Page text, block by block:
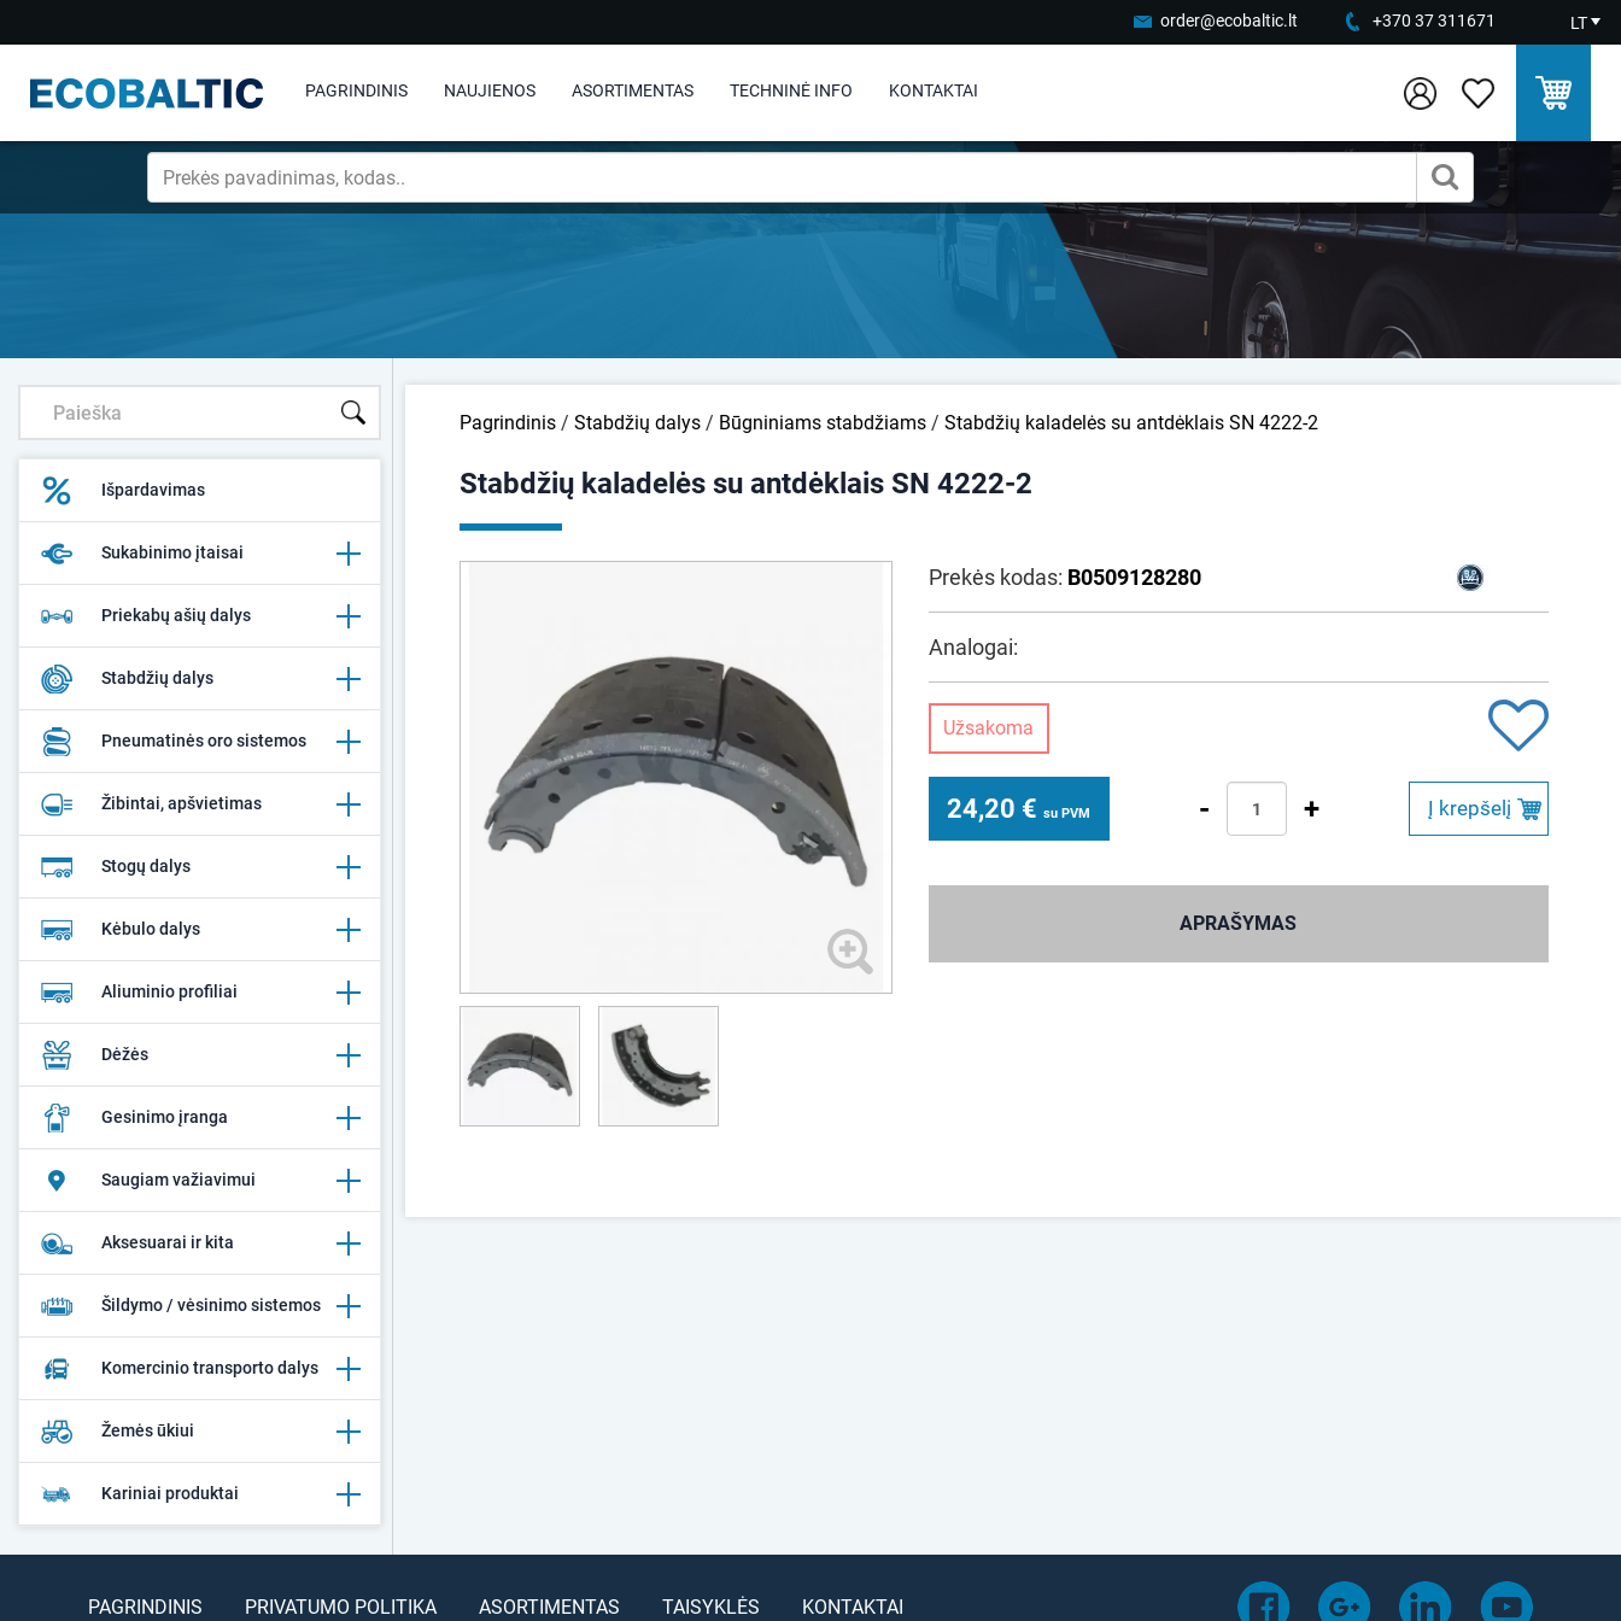
order@ecobaltic.lt +370 37 311671 LT
PAGRINDINIS NAUJIENOS ASORTIMENTAS TECHNINĖ INFO KONTAKTAI
Išpardavimas
Sukabinimo įtaisai
Priekabų ašių dalys
Stabdžių dalys
Pneumatinės oro sistemos
Žibintai, apšvietimas
Stogų dalys
Kėbulo dalys
Aliuminio profiliai
Dėžės
Gesinimo įranga
Saugiam važiavimui
Aksesuarai ir kita
Šildymo / vėsinimo sistemos
Komercinio transporto dalys
Žemės ūkiui
Kariniai produktai
Pagrindinis / Stabdžių dalys / Būgniniams stabdžiams / Stabdžių kaladelės su antdėklais SN 4222-2
Stabdžių kaladelės su antdėklais SN 4222-2
Prekės kodas: B0509128280
Analogai:
Užsakoma
24,20 € su PVM - + Į krepšelį
APRAŠYMAS
PAGRINDINIS PRIVATUMO POLITIKA ASORTIMENTAS TAISYKLĖS KONTAKTAI